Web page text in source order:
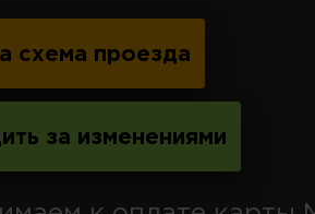
схема проезда
за изменениями